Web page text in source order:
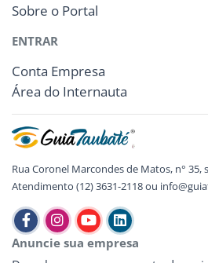
Sobre o Portal
ENTRAR
Conta Empresa
Área do Internauta
Rua Coronel Marcondes de Matos, n° 35,
Atendimento (12) 3631-2118 ou
Anuncie sua empresa